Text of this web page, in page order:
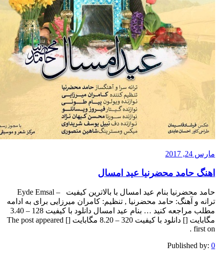
محضرنیا عید امسال
حامد محضرنیا بنام عید امسال با بالاترین کیفیت – Eyde Emsal
حامد محضرنیا , تنظیم: کامران میرزایی برای به ادامه
مطلب مراجعه کنید … بنام عید امسال دانلود با کیفیت 128 – 3.40
مگابایت [] دانلود با کیفیت 320 – 8.20 مگابایت [] The post appeared